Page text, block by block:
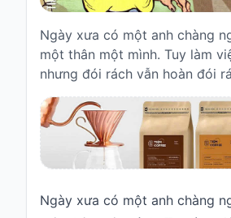
Nam
Truyện
cổ
Grimms
Thơ
Ngày xưa có một anh chàng
một thân một mình. Tuy làm
nhưng đói rách vẫn hoàn đói
Ngày xưa có một anh chàng